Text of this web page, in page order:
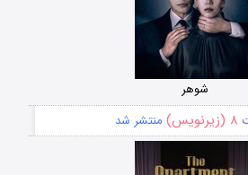
شوهر
۸ (زیرنویس) منتشر شد